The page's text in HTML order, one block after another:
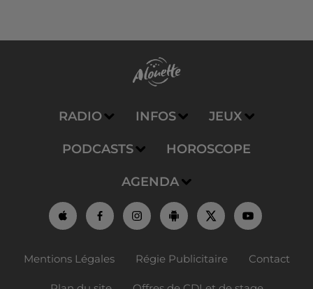
RADIO INFOS JEUX
PODCASTS HOROSCOPE
AGENDA
Mentions Légales Régie Publicitaire Contact